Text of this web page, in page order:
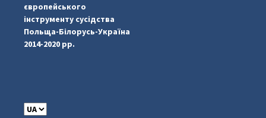
європейського
інструменту сусідства
Польща-Білорусь-Україна
2014-2020 рр.
C